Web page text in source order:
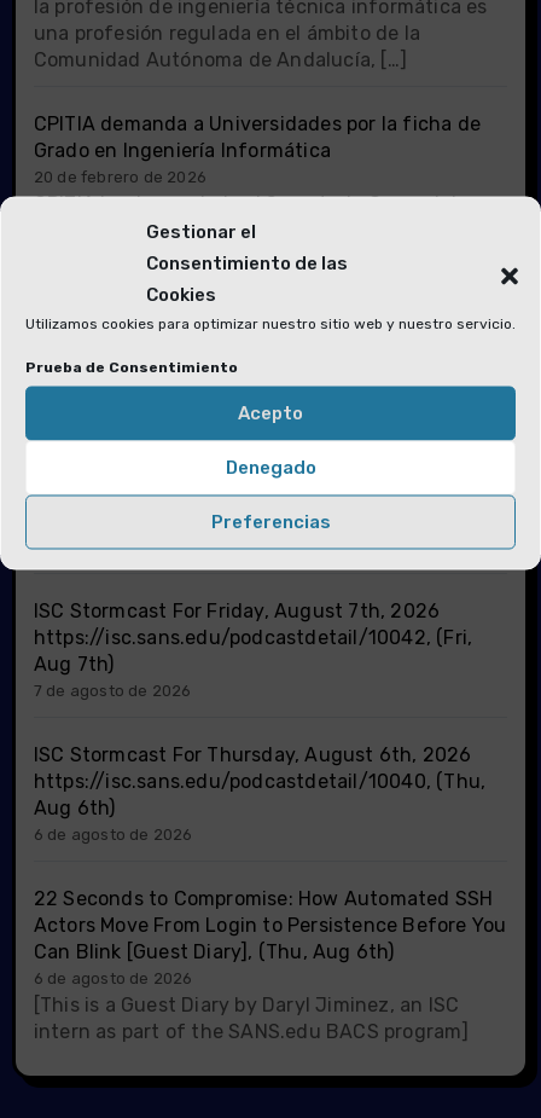
Gestionar el
Consentimiento de las
Cookies
Utilizamos cookies para optimizar nuestro sitio web y nuestro servicio.
Prueba de Consentimiento
Acepto
Denegado
Preferencias
la profesión de ingeniería técnica informática es
una profesión regulada en el ámbito de la
Comunidad Autónoma de Andalucía, […]
CPITIA demanda a Universidades por la ficha de
Grado en Ingeniería Informática
20 de febrero de 2026
CPITIA ha demandado al Secretario General de
Universidades por Universidades a someter al
Gobierno, para su aprobación, la estructura y
organización de los estudios de […]
Linux Shell Forensic: Let?s Dive Into Atuin!, (Fri,
Aug 7th)
UNIX systems (including Linux) are well-known to
record a lot of activities in many different
locations. But there is one […]
ISC Stormcast For Friday, August 7th, 2026
https://isc.sans.edu/podcastdetail/10042, (Fri,
Aug 7th)
7 de agosto de 2026
ISC Stormcast For Thursday, August 6th, 2026
https://isc.sans.edu/podcastdetail/10040, (Thu,
Aug 6th)
6 de agosto de 2026
22 Seconds to Compromise: How Automated SSH
Actors Move From Login to Persistence Before You
Can Blink [Guest Diary], (Thu, Aug 6th)
6 de agosto de 2026
[This is a Guest Diary by Daryl Jiminez, an ISC
intern as part of the SANS.edu BACS program]